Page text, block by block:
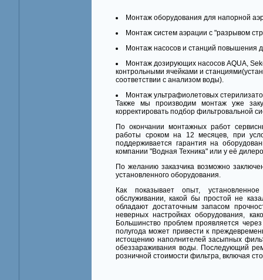
Mонтаж оборудования для напорной
Mонтаж систем аэрации с "разрывом
Mонтаж насосов и станций повышения
Монтаж дозирующих насосов AQUA,
контрольными ячейками и
соответствии с анализом воды).
Монтаж ультрафиолетовых
Также мы производим монтаж уже
корректировать подбор фильтровальной
По окончании монтажных работ
работы сроком на 12 месяцев, при
поддерживается гарантия на
компании "Водная Техника" или у её
По желанию заказчика возможно
установленного оборудования.
Как показывает опыт,
обслуживании, какой бы простой не
обладают достаточным запасом
неверных настройках оборудования,
Большинство проблем проявляется
полугода может привести к
истощению наполнителей засыпных
обеззараживания воды. Последующий
розничной стоимости фильтра, включая